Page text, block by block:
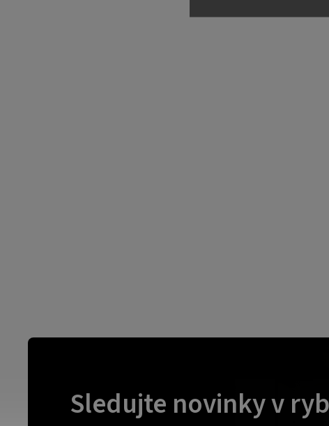
Sledujte novinky v